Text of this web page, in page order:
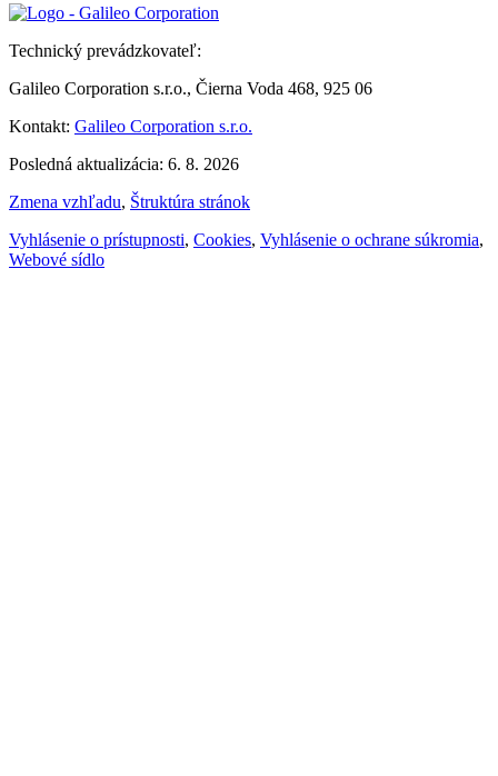
Technický prevádzkovateľ:
Galileo Corporation s.r.o., Čierna Voda 468, 925 06
Kontakt: Galileo Corporation s.r.o.
Posledná aktualizácia: 6. 8. 2026
Zmena vzhľadu, Štruktúra stránok
Vyhlásenie o prístupnosti, Cookies, Vyhlásenie o ochrane súkromia,
Webové sídlo